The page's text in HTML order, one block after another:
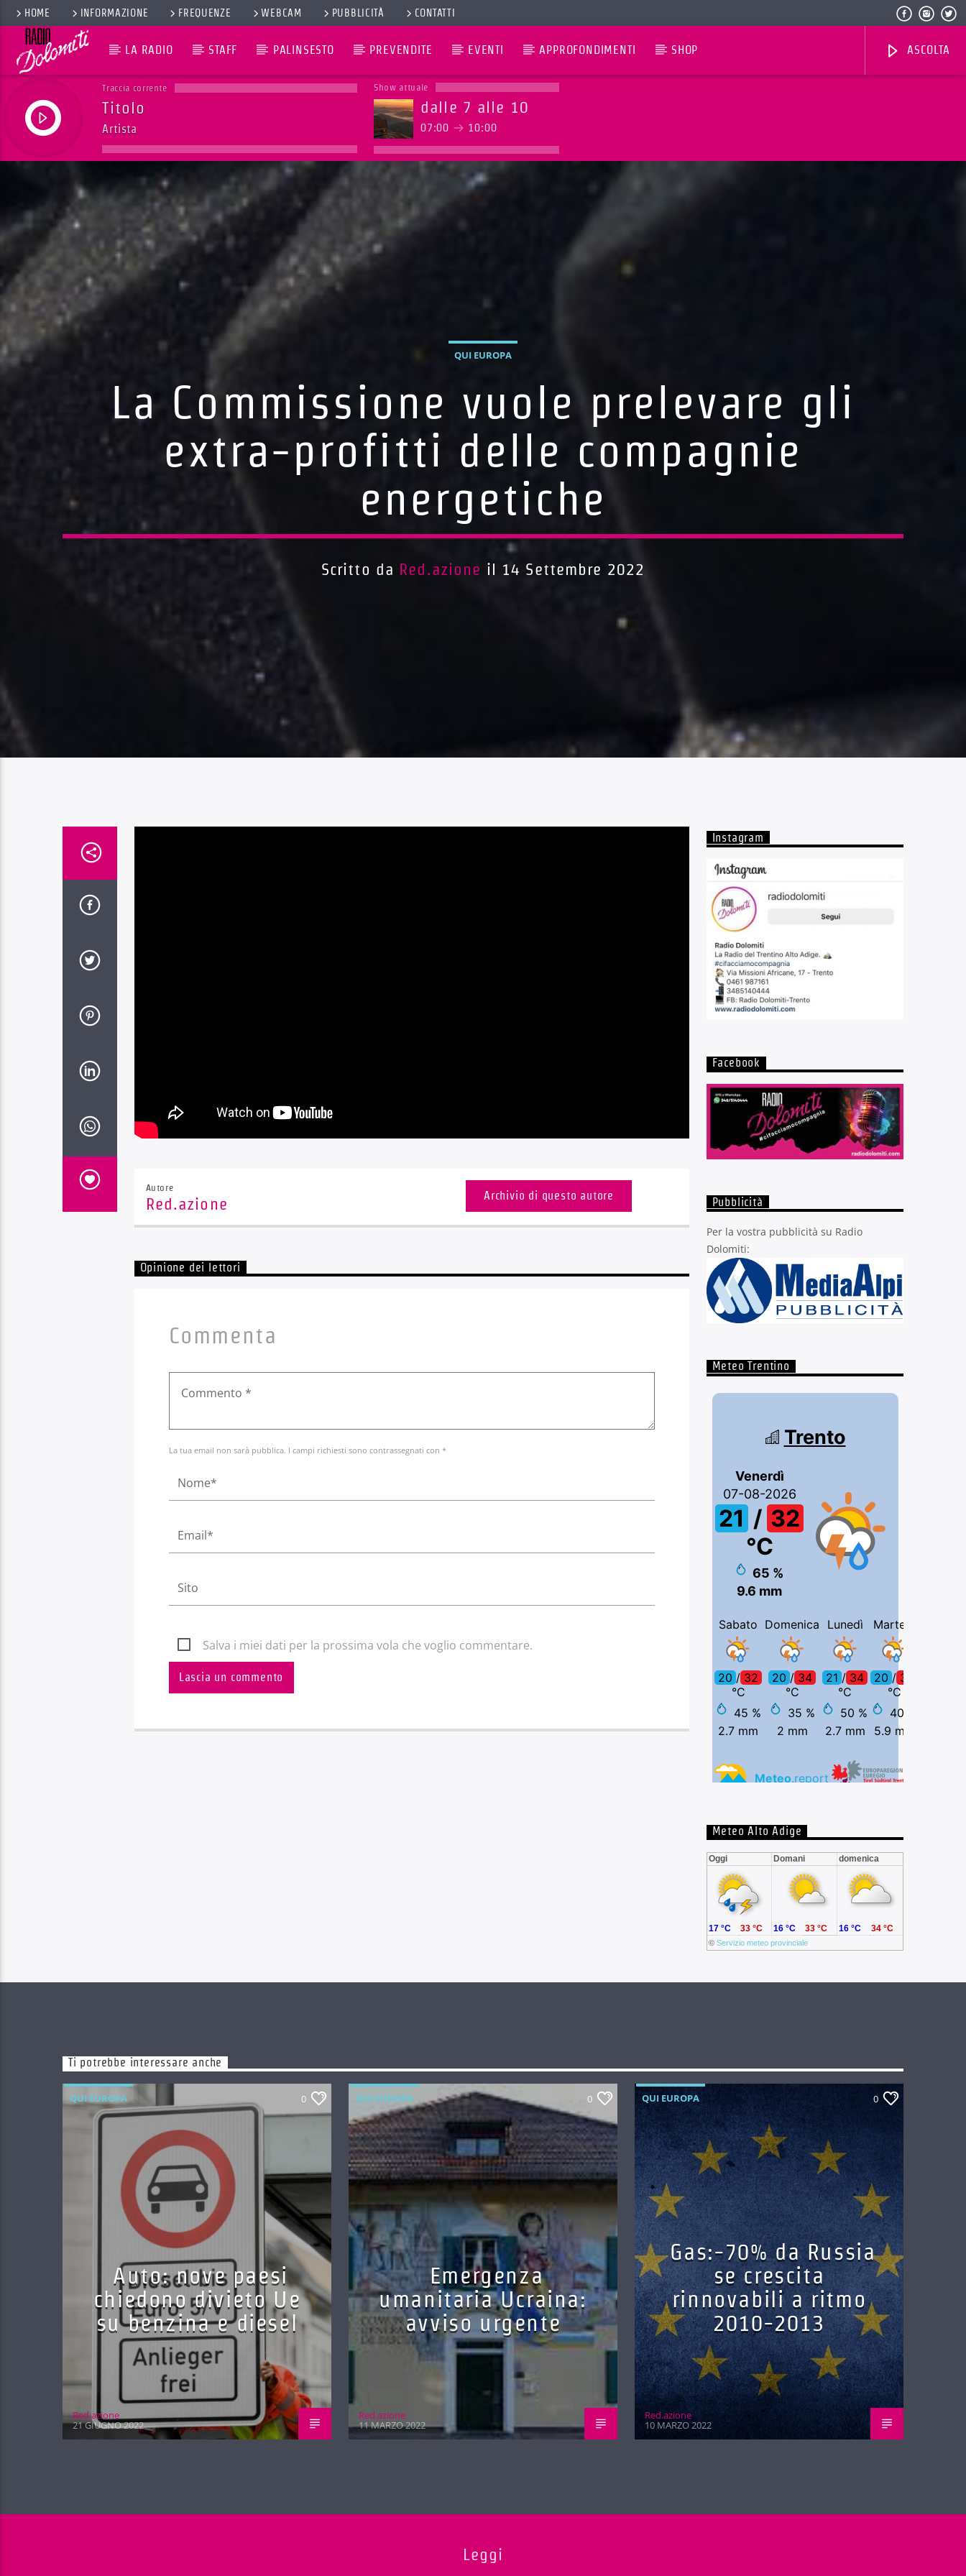
HOME INFORMAZIONE FREQUENZE WEBCAM PUBBLICITÀ CONTATTI
LA RADIO STAFF PALINSESTO PREVENDITE EVENTI APPROFONDIMENTI SHOP ASCOLTA
Traccia corrente
Titolo
Artista
Show attuale
dalle 7 alle 10
07:00 10:00
QUI EUROPA
La Commissione vuole prelevare gli
extra-profitti delle compagnie
energetiche
Scritto da Red.azione il 14 Settembre 2022
Autore
Red.azione
Archivio di questo autore
Opinione dei lettori
Commenta
La tua email non sarà pubblica. I campi richiesti sono contrassegnati con *
Salva i miei dati per la prossima vola che voglio commentare.
Instagram
Facebook
Pubblicità
Per la vostra pubblicità su Radio
Dolomiti:
Meteo Trentino
Meteo Alto Adige
Oggi Domani domenica
© Servizio meteo provinciale
17 °C 33 °C 16 °C 33 °C 16 °C 34 °C
Ti potrebbe interessare anche
QUI EUROPA 0
Auto: nove paesi
chiedono divieto Ue
su benzina e diesel
Red.azione
21 GIUGNO 2022
QUI EUROPA 0
Emergenza
umanitaria Ucraina:
avviso urgente
Red.azione
11 MARZO 2022
QUI EUROPA 0
Gas:-70% da Russia
se crescita
rinnovabili a ritmo
2010-2013
Red.azione
10 MARZO 2022
Leggi